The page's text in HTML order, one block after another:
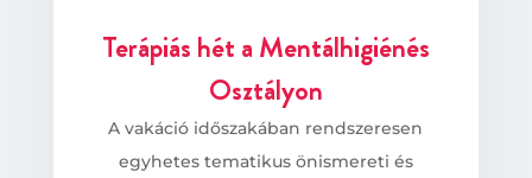
Terápiás hét a Mentálhigiénés
Osztályon
A vakáció időszakában rendszeresen
egyhetes tematikus önismereti és